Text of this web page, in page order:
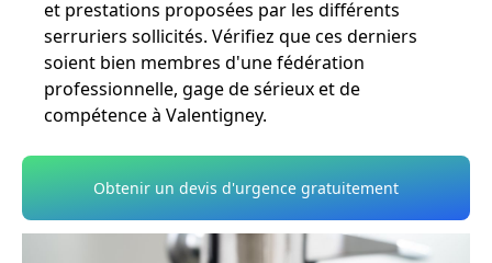
et prestations proposées par les différents
serruriers sollicités. Vérifiez que ces derniers
soient bien membres d'une fédération
professionnelle, gage de sérieux et de
compétence à Valentigney.
Obtenir un devis d'urgence gratuitement